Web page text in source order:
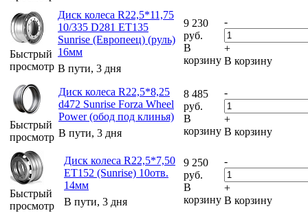
Быстрый
просмотр
Диск колеса R22,5*11,75
10/335 D281 ET135
Sunrise (Европеец) (руль)
16мм
В пути, 3 дня
9 230
руб.
В
корзину
-
+
В корзину
Быстрый
просмотр
Диск колеса R22,5*8,25
d472 Sunrise Forza Wheel
Power (обод под клинья)
В пути, 3 дня
8 485
руб.
В
корзину
-
+
В корзину
Быстрый
просмотр
Диск колеса R22,5*7,50
ET152 (Sunrise) 10отв.
14мм
В пути, 3 дня
9 250
руб.
В
корзину
-
+
В корзину